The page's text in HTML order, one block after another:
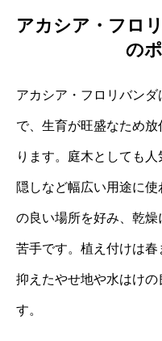
アカシア・フロ
の
アカシア・フロリバン
で、生育が旺盛なため
ります。庭木としても
隠しなど幅広い用途に
の良い場所を好み、乾
苦手です。植え付けは
抑えたやせ地や水はけの
す。